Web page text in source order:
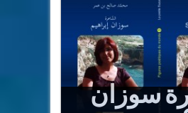
سوزان
Le Sommet est un